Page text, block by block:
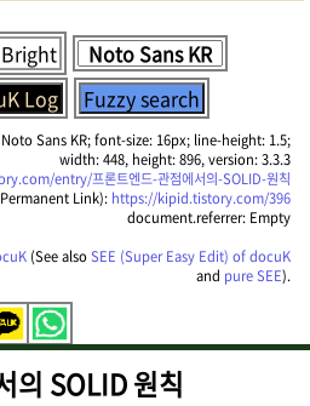
Bright
Log Fuzzy search
Sans KR; font-size: 16px; line-height: 1.5;
width: 448, height: 896, version: 3.3.3
entry/프론트엔드-관점에서의-SOLID-원칙
Link): https://kipid.tistory.com/396
document.referrer: Empty
(See alsoSEE (Super Easy Edit) of docuK
and pure SEE).
의 SOLID 원칙